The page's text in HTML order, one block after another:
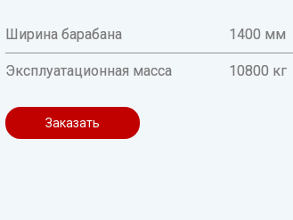
Ширина барабана 1400 мм
Эксплуатационная масса 10800 кг
Заказать